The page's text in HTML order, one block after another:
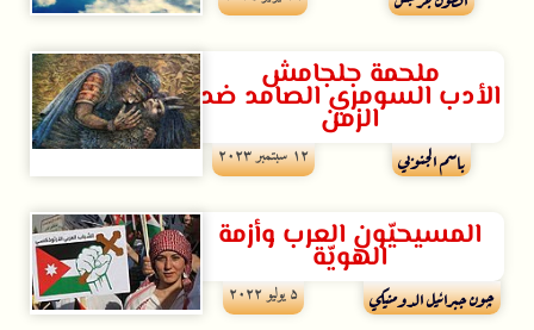
ملحمة جلجامش
الأدب السومري الصامد ضد
الزمن
باسم الجنوبي ۱۲ سبتمبر ۲۰۲۳
المسيحيّون العرب وأزمة
الهويّة
چون جبرائيل الدومنيكي ۵ يوليو ۲۰۲۲